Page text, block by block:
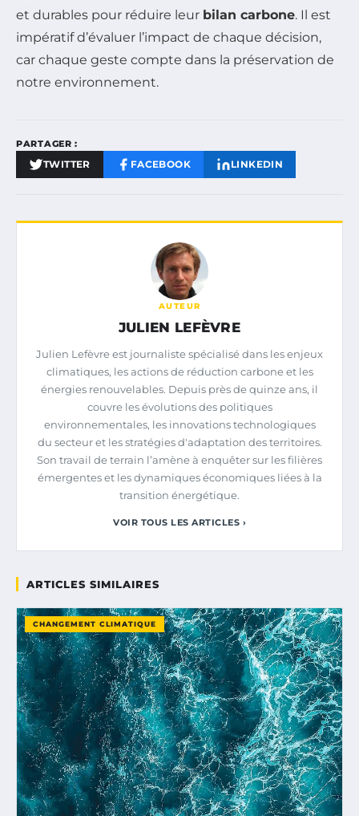
et durables pour réduire leur bilan carbone. Il est
impératif d’évaluer l’impact de chaque décision,
car chaque geste compte dans la préservation de
notre environnement.
PARTAGER :
TWITTER FACEBOOK LINKEDIN
AUTEUR
JULIEN LEFÈVRE
Julien Lefèvre est journaliste spécialisé dans les enjeux
climatiques, les actions de réduction carbone et les
énergies renouvelables. Depuis près de quinze ans, il
couvre les évolutions des politiques
environnementales, les innovations technologiques
du secteur et les stratégies d'adaptation des territoires.
Son travail de terrain l’amène à enquêter sur les filières
émergentes et les dynamiques économiques liées à la
transition énergétique.
VOIR TOUS LES ARTICLES ›
ARTICLES SIMILAIRES
CHANGEMENT CLIMATIQUE